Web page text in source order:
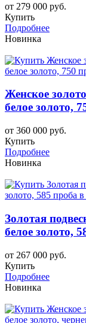
от 279 000 руб.
Купить
Подробнее
Новинка
Женское
белое золото,
от 360 000 руб.
Купить
Подробнее
Новинка
Золотая
белое золото,
от 267 000 руб.
Купить
Подробнее
Новинка